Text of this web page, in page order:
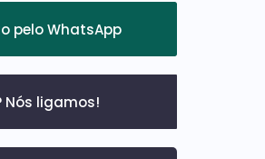
peloWhatsApp
Nós ligamos!